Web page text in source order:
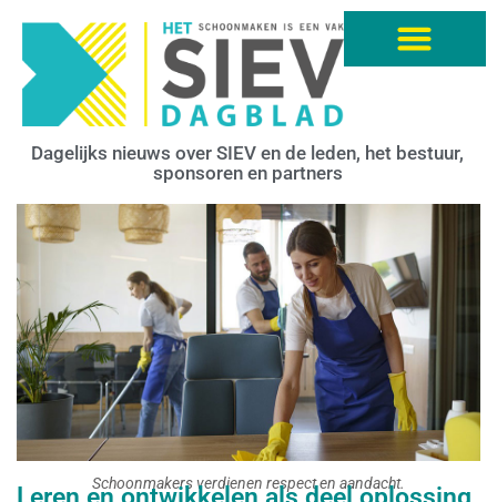
Dagelijks nieuws over SIEV en de leden, het bestuur,
sponsoren en partners
Schoonmakers verdienen respect en aandacht.